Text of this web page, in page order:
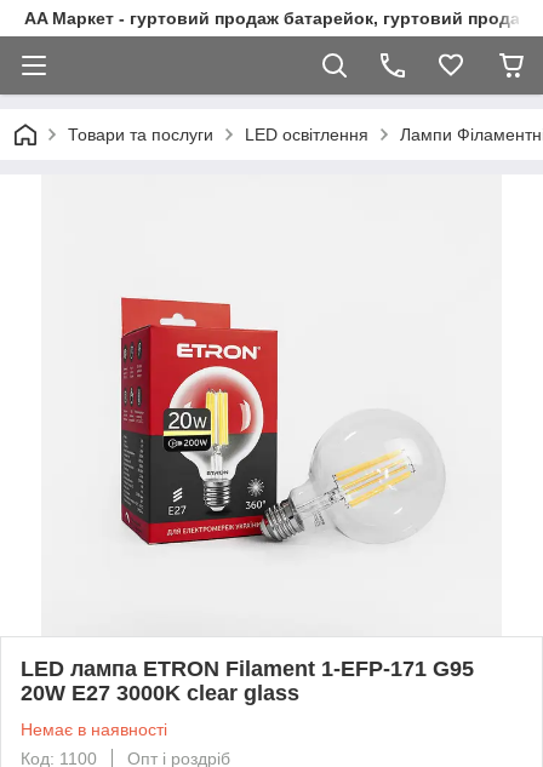
AA Маркет - гуртовий продаж батарейок, гуртовий продаж
Товари та послуги LED освітлення Лампи
LED лампа ETRON Filament 1-EFP-171 G95
20W E27 3000K clear glass
Немає в наявності
Код: 1100
Опт і роздріб